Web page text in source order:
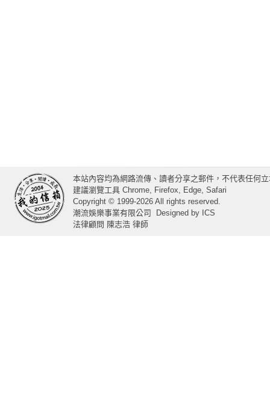
本站內容均為網路流傳、讀者分享之郵件，不代表任何
建議瀏覽工具 Chrome, Firefox, Edge, Safari
Copyright © 1999-2026 All rights reserved.
潮流娛樂事業有限公司
Designed by ICS
法律顧問 陳志浩 律師